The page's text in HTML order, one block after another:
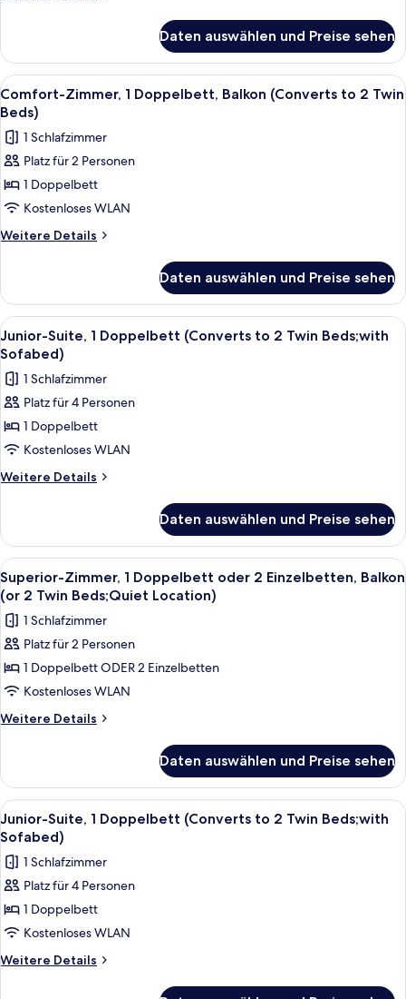
(Converts
2
Twin
Beds)
anzeigen
Zimmer,
Doppelbett
(Converts
2
Twin
Daten auswählen und Preise sehen
Alle
Fotos
für
Comfort-
Zimmer,
1
Doppelbett,
Balkon
2
Twin
Beds)
anzeigen
Ein Hotelzimmer mit Bett,
5
Comfort-Zimmer, 1 Doppelbett, Balkon (Converts to 2 Twin
Beds)
1 Schlafzimmer
Platz für 2 Personen
1 Doppelbett
Kostenloses WLAN
Weitere Details
Weitere
Zimmer,
Doppelbett,
Balkon
to
2
Beds)
Daten auswählen und Preise sehen
Alle
Fotos
für
Junior-
Suite,
1
Doppelbett
(Converts
Twin
Beds;with
Sofabed)
anzeigen
Ein Hotelzimmer mit Bett, Sofa,
5
Junior-Suite, 1 Doppelbett (Converts to 2 Twin Beds;with
Sofabed)
1 Schlafzimmer
Platz für 4 Personen
1 Doppelbett
Kostenloses WLAN
Weitere Details
Weitere
Suite,
Doppelbett
(Converts
to
2
Twin
Sofabed)
Daten auswählen und Preise sehen
Alle
Fotos
für
Superior-
Zimmer,
1
Doppelbett
oder
Balkon
(or
2
Twin
Beds;Quiet
Location)
anzeigen
Ein Hotelzimmer mit Bett,
5
Superior-Zimmer, 1 Doppelbett oder 2 Einzelbetten, Balkon
(or 2 Twin Beds;Quiet Location)
1 Schlafzimmer
Platz für 2 Personen
1 Doppelbett ODER 2 Einzelbetten
Kostenloses WLAN
Weitere Details
Weitere
Zimmer,
Doppelbett
oder
Einzelbetten,
Balkon
2
Twin
Location)
Daten auswählen und Preise sehen
Alle
Fotos
für
Junior-
Suite,
1
Doppelbett
(Converts
Ein Hotelzimmer mit einem Bett,
5
Junior-Suite, 1 Doppelbett (Converts to 2 Twin Beds;with
Sofabed)
1 Schlafzimmer
Platz für 4 Personen
1 Doppelbett
Kostenloses WLAN
Weitere Details
Weitere